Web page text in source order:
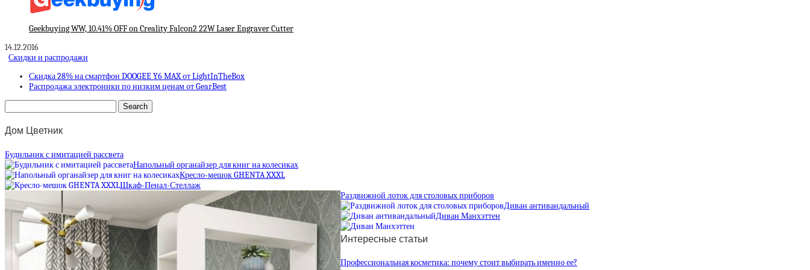
Geekbuying WW, 10.41% OFF on Creality Falcon2 22W Laser Engraver Cutter
14.12.2016
Скидки и распродажи
Скидка 28% на смартфон DOOGEE Y6 MAX от LightInTheBox
Распродажа электроники по низким ценам от GearBest
Дом Цветник
Будильник с имитацией рассвета
Напольный органайзер для книг на колесиках
Кресло-мешок GHENTA XXXL
Шкаф-Пенал-Стеллаж
Раздвижной лоток для столовых приборов
Диван антивандальный
Диван Манхэттен
Интересные статьи
Профессиональная косметика: почему стоит выбирать именно ее?